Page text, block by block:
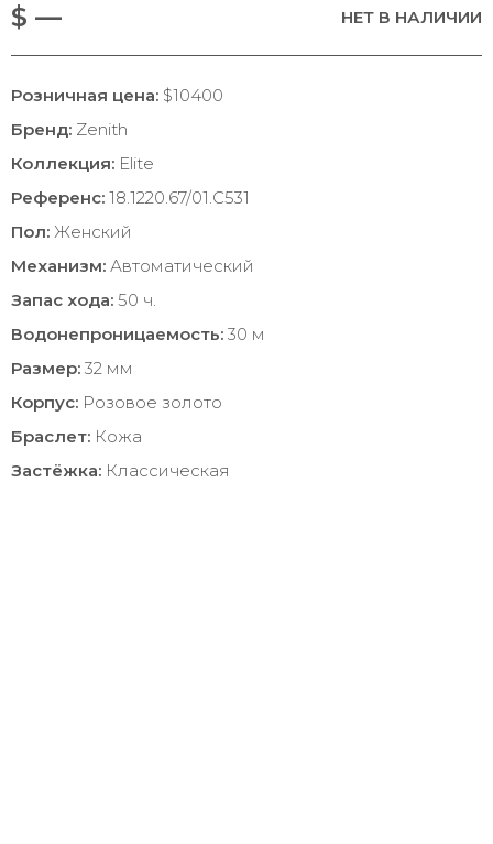
$ — НЕТ В НАЛИЧИИ
Розничная цена: $10400
Бренд: Zenith
Коллекция: Elite
Референс: 18.1220.67/01.C531
Пол: Женский
Механизм: Автоматический
Запас хода: 50 ч.
Водонепроницаемость: 30 м
Размер: 32 мм
Корпус: Розовое золото
Браслет: Кожа
Застёжка: Классическая